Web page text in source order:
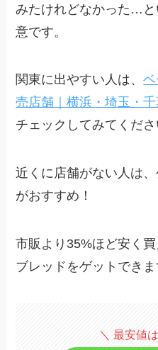
みたけれどなかった…
意です。
関東に出やすい人は、
売店舗｜横浜・埼玉・
チェックしてみてくださ
近くに店舗がない人は
がおすすめ！
市販より35%ほど安く
ブレッドをゲットできま
＼ 最安値